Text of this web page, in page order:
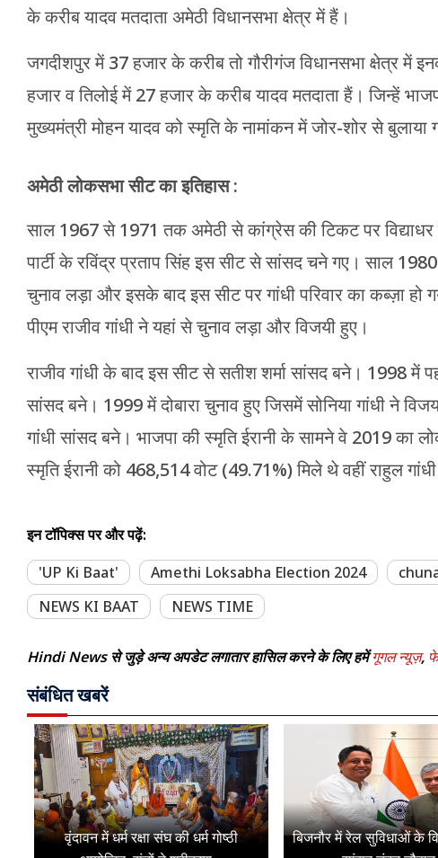
के करीब यादव मतदाता अमेठी विधानसभा क्षेत्र में हैं।
जगदीशपुर में 37 हजार के करीब तो गौरीगंज विधानसभा क्षेत्र
हजार व तिलोई में 27 हजार के करीब यादव मतदाता हैं। जिन्हें
मुख्यमंत्री मोहन यादव को स्मृति के नामांकन में जोर-शोर से बुलाया
अमेठी लोकसभा सीट का इतिहास :
साल 1967 से 1971 तक अमेठी से कांग्रेस की टिकट पर
पार्टी के रविंद्र प्रताप सिंह इस सीट से सांसद चने गए। साल
चुनाव लड़ा और इसके बाद इस सीट पर गांधी परिवार का कब्ज़ा
पीएम राजीव गांधी ने यहां से चुनाव लड़ा और विजयी हुए।
राजीव गांधी के बाद इस सीट से सतीश शर्मा सांसद बने। 1998 में
सांसद बने। 1999 में दोबारा चुनाव हुए जिसमें सोनिया गांधी ने
गांधी सांसद बने। भाजपा की स्मृति ईरानी के सामने वे 2019 का
स्मृति ईरानी को 468,514 वोट (49.71%) मिले थे वहीं राहुल
इन टॉपिक्स पर और पढ़ें:
'UP Ki Baat'
Amethi Loksabha Election 2024
NEWS KI BAAT
NEWS TIME
Hindi News से जुड़े अन्य अपडेट लगातार हासिल करने के लिए हमेंगूगल न्यूज़,
संबंधित खबरें
वृंदावन में धर्म रक्षा संघ की धर्म गोष्ठी
बिजनौर में रेल सुविधाओं के